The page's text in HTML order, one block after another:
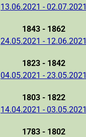
13.06.2021 - 02.07.2021
1843 - 1862
24.05.2021 - 12.06.2021
1823 - 1842
04.05.2021 - 23.05.2021
1803 - 1822
14.04.2021 - 03.05.2021
1783 - 1802